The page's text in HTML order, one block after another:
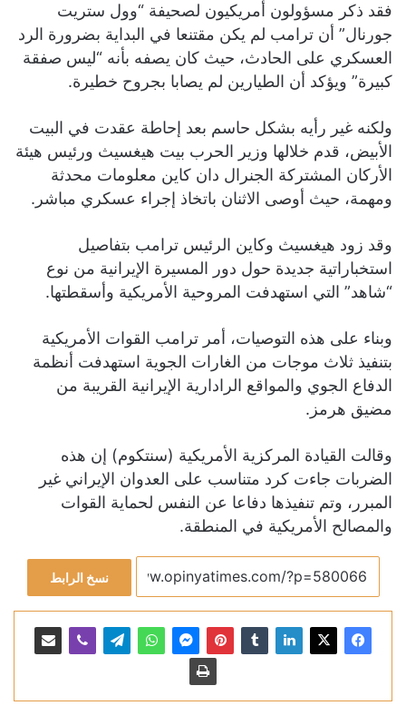
فقد ذكر مسؤولون أمريكيون لصحيفة “وول ستريت
جورنال” أن ترامب لم يكن مقتنعا في البداية بضرورة الرد
العسكري على الحادث، حيث كان يصفه بأنه “ليس صفقة
كبيرة” ويؤكد أن الطيارين لم يصابا بجروح خطيرة.
ولكنه غير رأيه بشكل حاسم بعد إحاطة عقدت في البيت
الأبيض، قدم خلالها وزير الحرب بيت هيغسيث ورئيس هيئة
الأركان المشتركة الجنرال دان كاين معلومات محدثة
ومهمة، حيث أوصى الاثنان باتخاذ إجراء عسكري مباشر.
وقد زود هيغسيث وكاين الرئيس ترامب بتفاصيل
استخباراتية جديدة حول دور المسيرة الإيرانية من نوع
“شاهد” التي استهدفت المروحية الأمريكية وأسقطتها.
وبناء على هذه التوصيات، أمر ترامب القوات الأمريكية
بتنفيذ ثلاث موجات من الغارات الجوية استهدفت أنظمة
الدفاع الجوي والمواقع الرادارية الإيرانية القريبة من
مضيق هرمز.
وقالت القيادة المركزية الأمريكية (سنتكوم) إن هذه
الضربات جاءت كرد متناسب على العدوان الإيراني غير
المبرر، وتم تنفيذها دفاعا عن النفس لحماية القوات
والمصالح الأمريكية في المنطقة.
نسخ الرابط